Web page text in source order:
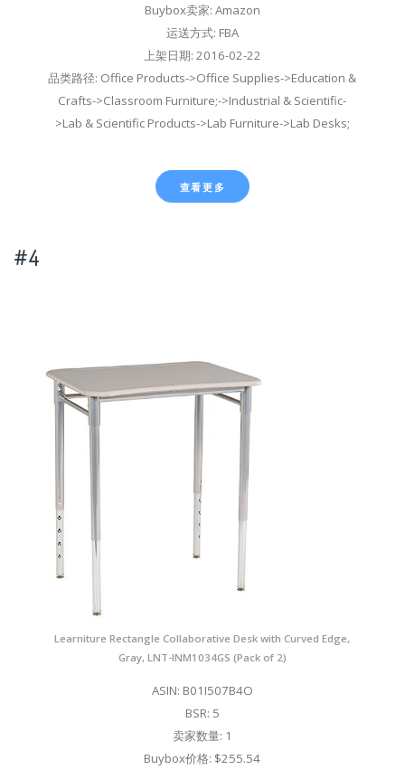
Buybox卖家: Amazon
运送方式: FBA
上架日期: 2016-02-22
品类路径: Office Products->Office Supplies->Education &
Crafts->Classroom Furniture;->Industrial & Scientific-
>Lab & Scientific Products->Lab Furniture->Lab Desks;
查看更多
#4
Learniture Rectangle Collaborative Desk with Curved Edge,
Gray, LNT-INM1034GS (Pack of 2)
ASIN: B01I507B4O
BSR: 5
卖家数量: 1
Buybox价格: $255.54